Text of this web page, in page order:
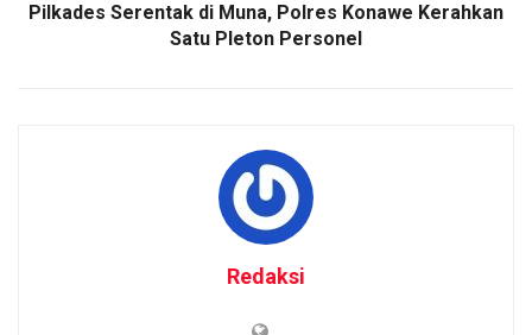
Pilkades Serentak di Muna, Polres Konawe Kerahkan
Satu Pleton Personel
Redaksi